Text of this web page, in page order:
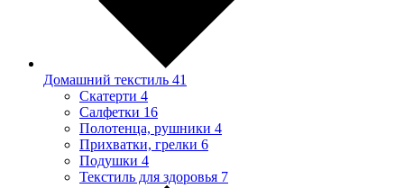
Домашний текстиль 41
Скатерти 4
Салфетки 16
Полотенца, рушники 4
Прихватки, грелки 6
Подушки 4
Текстиль для здоровья 7